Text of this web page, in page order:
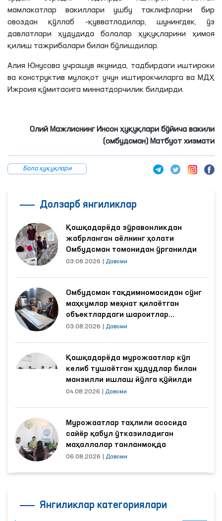
мамлакатлар вакиллари ушбу таклифларни бир
овоздан қўллаб -қувватладилар, шунингдек, ўз
давлатлари ҳудудида болалар ҳуқуқларини ҳимоя
қилиш тажрибалари билан бўлишдилар.
Алия Юнусова учрашув якунида, тадбирдаги иштироки
ва конструктив мулоқот учун иштирокчиларга ва МДҲ
Ижроия қўмитасига миннатдорчилик билдирди.
Олий Мажлиснинг Инсон ҳуқуқлари бўйича вакили
(омбудсман) Матбуот хизмати
Бола ҳуқуқлари
Долзарб янгиликлар
Қашқадарёда зўравонликдан
жабрланган аёлнинг ҳолати
Омбудсман томонидан ўрганилди
03.08.2026 Давоми
Омбудсман тақдимномасидан сўнг
маҳкумлар меҳнат қилаётган
объектлардаги шароитлар
яхшиланди
03.08.2026 Давоми
Қашқадарёда мурожаатлар кўп
келиб тушаётган ҳудудлар билан
манзилли ишлаш йўлга қўйилди
04.08.2026 Давоми
Мурожаатлар таҳлили асосида
сайёр қабул ўтказиладиган
маҳаллалар танланмоқда
06.08.2026 Давоми
Янгиликлар категориялари